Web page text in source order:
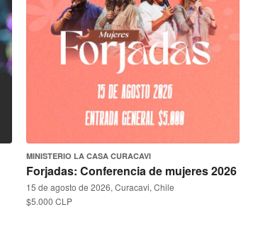
MINISTERIO LA CASA CURACAVI
Forjadas: Conferencia de mujeres 2026
15 de agosto de 2026, Curacavi, Chile
$5.000 CLP